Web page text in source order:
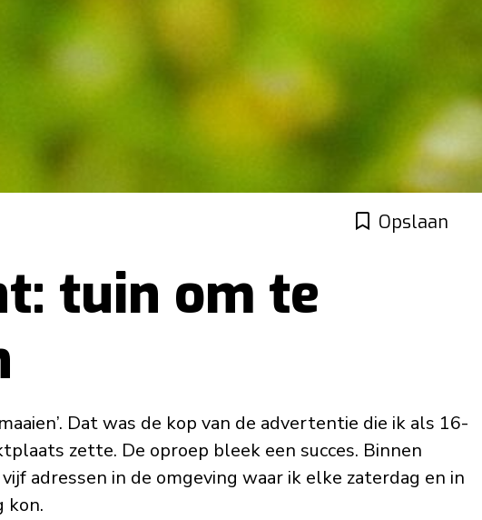
Opslaan
tuin om te
Dat was de kop van de advertentie die ik als 16-
zette. De oproep bleek een succes. Binnen
adressen in de omgeving waar ik elke zaterdag en in
kon.